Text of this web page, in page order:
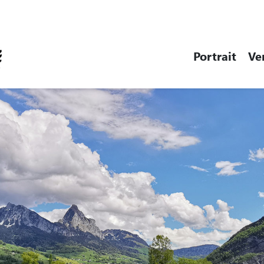
Steinen
Portrait